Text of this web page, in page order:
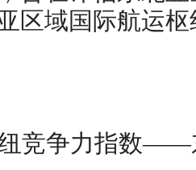
区域国际航运
竞争力指数——